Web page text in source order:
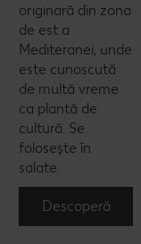
originară din zona
de est a
Mediteranei, unde
este cunoscută
de multă vreme
ca plantă de
cultură. Se
folosește în
salate.
Descoperă